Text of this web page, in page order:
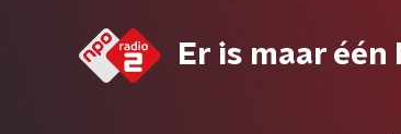
Er is maar één